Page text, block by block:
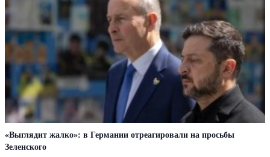
«Выглядит жалко»: в Германии отреагировали на просьбы
Зеленского